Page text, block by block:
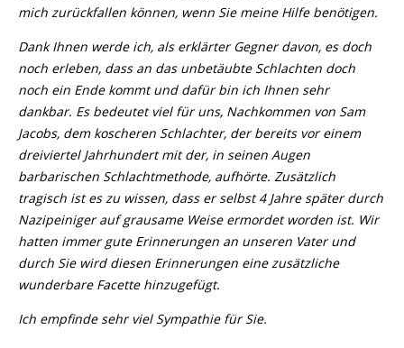
mich zurückfallen können, wenn Sie meine Hilfe benötigen.
Dank Ihnen werde ich, als erklärter Gegner davon, es doch
noch erleben, dass an das unbetäubte Schlachten doch
noch ein Ende kommt und dafür bin ich Ihnen sehr
dankbar. Es bedeutet viel für uns, Nachkommen von Sam
Jacobs, dem koscheren Schlachter, der bereits vor einem
dreiviertel Jahrhundert mit der, in seinen Augen
barbarischen Schlachtmethode, aufhörte. Zusätzlich
tragisch ist es zu wissen, dass er selbst 4 Jahre später durch
Nazipeiniger auf grausame Weise ermordet worden ist. Wir
hatten immer gute Erinnerungen an unseren Vater und
durch Sie wird diesen Erinnerungen eine zusätzliche
wunderbare Facette hinzugefügt.
Ich empfinde sehr viel Sympathie für Sie.